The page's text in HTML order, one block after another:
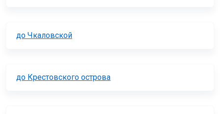
до Чкаловской
до Крестовского острова